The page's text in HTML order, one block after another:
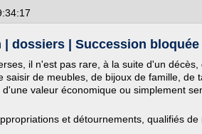
dossiers | Succession bloquée
il n'est pas rare, à la suite d'un
saisir de meubles, de bijoux de famille, de
valeur économique ou simplement
et détournements, qualifiés de